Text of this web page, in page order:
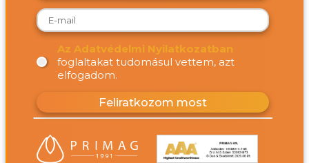
Az Adatvédelmi Nyilatkozatban
foglaltakat tudomásul vettem, azt
elfogadom.
Feliratkozom most